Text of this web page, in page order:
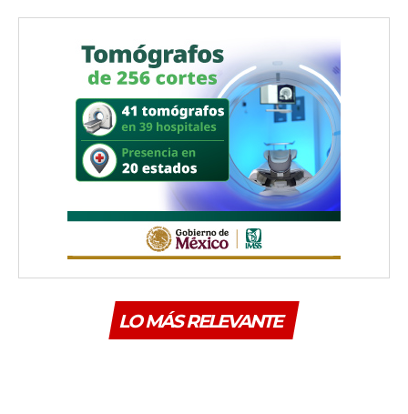
LO MÁS RELEVANTE